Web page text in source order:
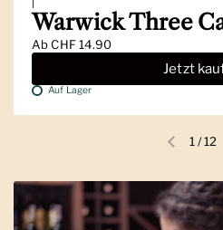
Warwick Three
AbCHF 14.90
Jetzt
Auf Lager
1/12